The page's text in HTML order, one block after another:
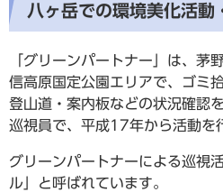
八ヶ岳での環境美化活動
「グリーンパートナー」は、茅
信高原国定公園エリアで、ゴミ
登山道・案内板などの状況確認
巡視員で、平成17年から活動を
グリーンパートナーによる巡視
ル」と呼ばれています。